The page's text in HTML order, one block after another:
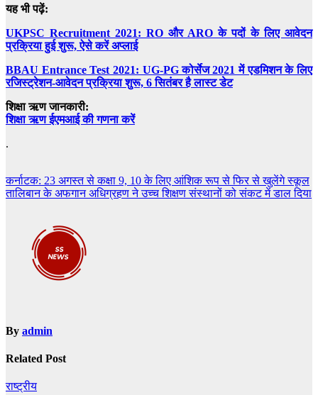
यह भी पढ़ें:
UKPSC Recruitment 2021: RO और ARO के पदों के लिए आवेदन
प्रक्रिया हुई शुरू, ऐसे करें अप्लाई
BBAU Entrance Test 2021: UG-PG कोर्सेज 2021 में एडमिशन के लिए
रजिस्ट्रेशन-आवेदन प्रक्रिया शुरू, 6 सितंबर है लास्ट डेट
शिक्षा ऋण जानकारी:
शिक्षा ऋण ईएमआई की गणना करें
.
Post
navigation
कर्नाटक: 23 अगस्त से कक्षा 9, 10 के लिए आंशिक रूप से फिर से खुलेंगे स्कूल
तालिबान के अफगान अधिग्रहण ने उच्च शिक्षण संस्थानों को संकट में डाल दिया
By admin
Related Post
राष्ट्रीय